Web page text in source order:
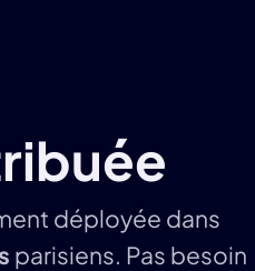
déployée dans
parisiens. Pas besoin